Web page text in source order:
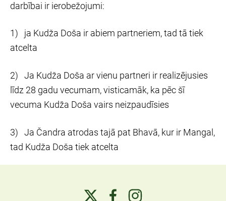
darbībai ir ierobežojumi:
1) ja Kudža Doša ir abiem partneriem, tad tā tiek
atcelta
2) Ja Kudža Doša ar vienu partneri ir realizējusies
līdz 28 gadu vecumam, visticamāk, ka pēc šī
vecuma Kudža Doša vairs neizpaudīsies
3) Ja Čandra atrodas tajā pat Bhavā, kur ir Mangal,
tad Kudža Doša tiek atcelta